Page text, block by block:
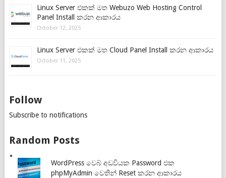
Linux Server එකක් මත Webuzo Web Hosting Control
Panel Install කරන ආකාරය
October 12, 2025
Linux Server එකක් මත Cloud Panel Install කරන ආකාරය
October 11, 2025
Follow
Subscribe to notifications
Random Posts
WordPress වෙබ් අඩවියක Password එක
phpMyAdmin වෙතින් Reset කරන ආකාරය